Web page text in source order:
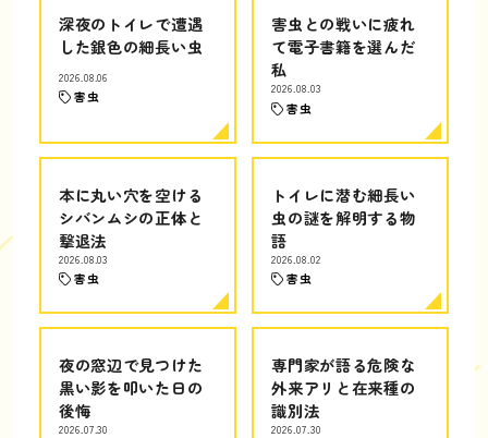
深夜のトイレで遭遇
した銀色の細長い虫
2026.08.06
害虫
害虫との戦いに疲れ
て電子書籍を選んだ
私
2026.08.03
害虫
本に丸い穴を空ける
シバンムシの正体と
撃退法
2026.08.03
害虫
トイレに潜む細長い
虫の謎を解明する物
語
2026.08.02
害虫
夜の窓辺で見つけた
黒い影を叩いた日の
後悔
2026.07.30
専門家が語る危険な
外来アリと在来種の
識別法
2026.07.30